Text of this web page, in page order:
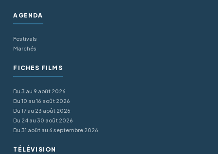
AGENDA
Festivals
Marchés
FICHES FILMS
Du 3 au 9 août 2026
Du 10 au 16 août 2026
Du 17 au 23 août 2026
Du 24 au 30 août 2026
Du 31 août au 6 septembre 2026
TÉLÉVISION